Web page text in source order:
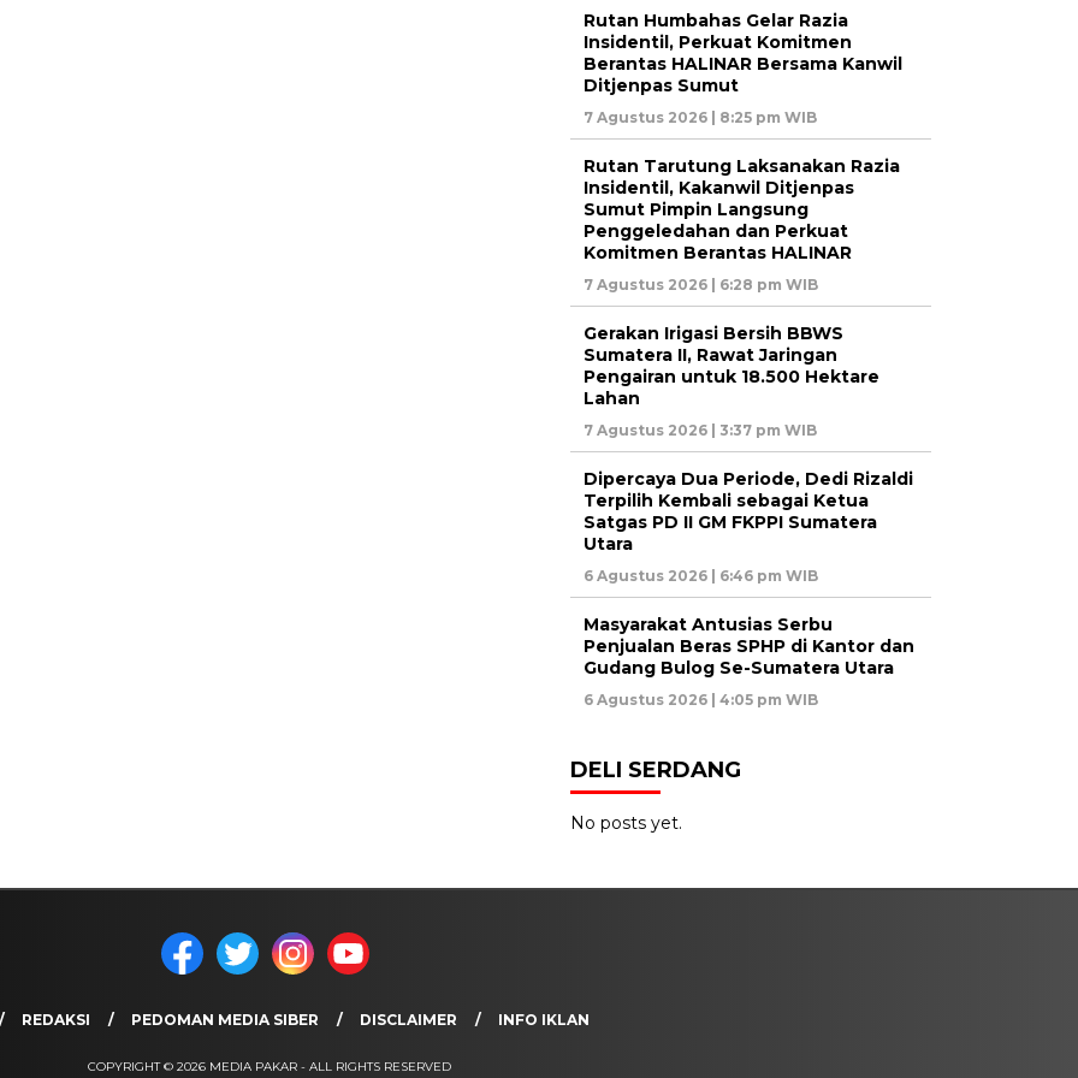
Rutan Humbahas Gelar Razia
Insidentil, Perkuat Komitmen
Berantas HALINAR Bersama Kanwil
Ditjenpas Sumut
7 Agustus 2026 | 8:25 pm WIB
Rutan Tarutung Laksanakan Razia
Insidentil, Kakanwil Ditjenpas
Sumut Pimpin Langsung
Penggeledahan dan Perkuat
Komitmen Berantas HALINAR
7 Agustus 2026 | 6:28 pm WIB
Gerakan Irigasi Bersih BBWS
Sumatera II, Rawat Jaringan
Pengairan untuk 18.500 Hektare
Lahan
7 Agustus 2026 | 3:37 pm WIB
Dipercaya Dua Periode, Dedi Rizaldi
Terpilih Kembali sebagai Ketua
Satgas PD II GM FKPPI Sumatera
Utara
6 Agustus 2026 | 6:46 pm WIB
Masyarakat Antusias Serbu
Penjualan Beras SPHP di Kantor dan
Gudang Bulog Se-Sumatera Utara
6 Agustus 2026 | 4:05 pm WIB
DELI SERDANG
No posts yet.
REDAKSI PEDOMAN MEDIA SIBER DISCLAIMER INFO IKLAN
COPYRIGHT © 2026 MEDIA PAKAR - ALL RIGHTS RESERVED